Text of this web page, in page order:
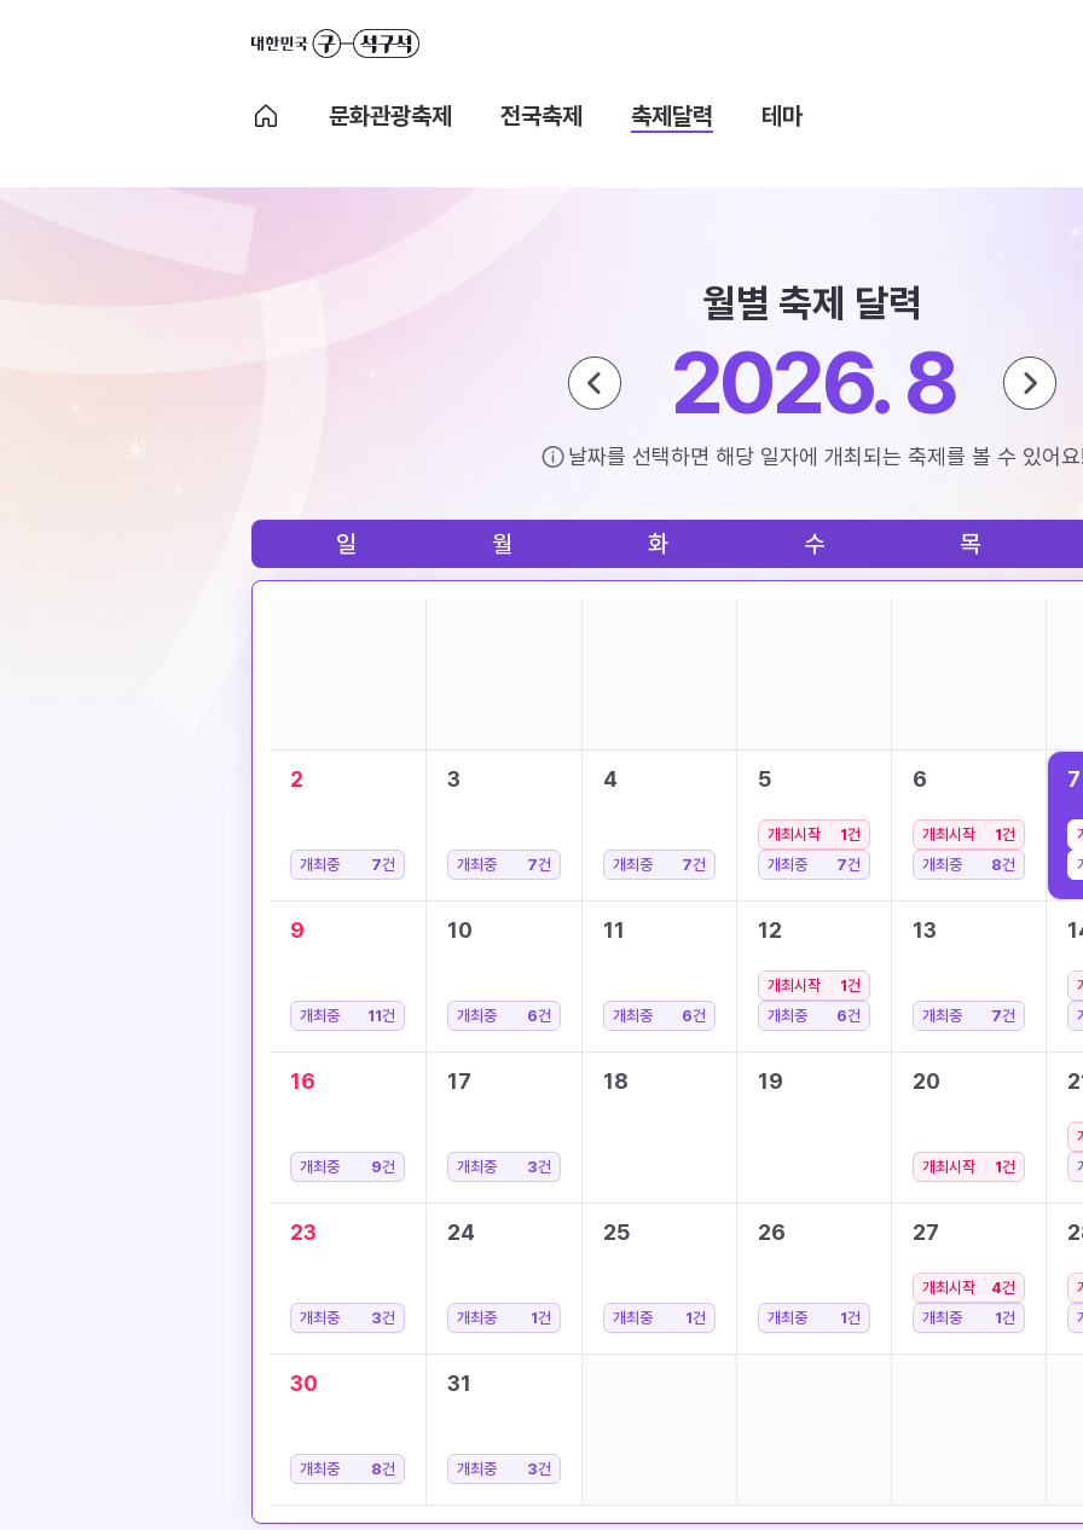
문화관광축제 전국축제 축제달력 테마
월별 축제 달력
2026. 8
날짜를 선택하면 해당 일자에 개최되는 축제를 볼 수 있어
일 월 화 수 목
2
개최중 7건
3
개최중 7건
4
개최중 7건
5
개최시작 1건
개최중
7건
6
개최시작 1건
개최중
8건
7
9
개최중 11건
10
개최중 6건
11
개최중 6건
12
개최시작 1건
개최중
6건
13
개최중 7건
16
개최중 9건
17
개최중 3건
18 19 20
개최시작 1건
23
개최중 3건
24
개최중 1건
25
개최중 1건
26
개최중 1건
27
개최시작 4건
개최중
1건
30
개최중 8건
31
개최중 3건